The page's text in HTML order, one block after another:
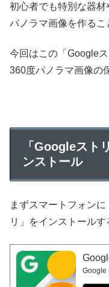
初心者でも特別な器
パノラマ画像を作るこ
今回はこの「Google
360度パノラマ画像の
「Googleスト
ンストール
まずスマートフォン
リ」をインストールす
Google